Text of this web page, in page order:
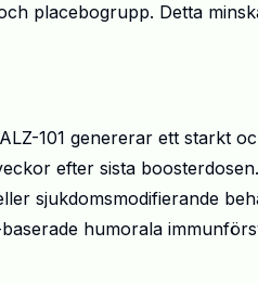
placebogrupp. Detta
101 genererar ett starkt
efter sista boosterdosen
sjukdomsmodifierande
humorala